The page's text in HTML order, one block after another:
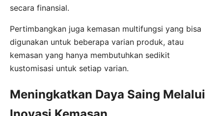
secara finansial.
Pertimbangkan juga kemasan multifungsi yang bisa
digunakan untuk beberapa varian produk, atau
kemasan yang hanya membutuhkan sedikit
kustomisasi untuk setiap varian.
Meningkatkan Daya Saing Melalui